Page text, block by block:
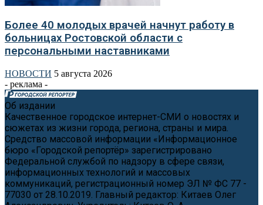
Более 40 молодых врачей начнут работу в
больницах Ростовской области с
персональными наставниками
НОВОСТИ 5 августа 2026
- реклама -
Об издании
Качественное городское интернет-СМИ о новостях и
сюжетах из жизни города, региона, страны и мира.
Средство массовой информации «Информационное
бюро «Городской репортёр» зарегистрировано
Федеральной службой по надзору в сфере связи,
информационных технологий и массовых
коммуникаций, регистрационный номер ЭЛ № ФС 77 -
77030 от 28.10.2019. Главный редактор: Китаев Олег